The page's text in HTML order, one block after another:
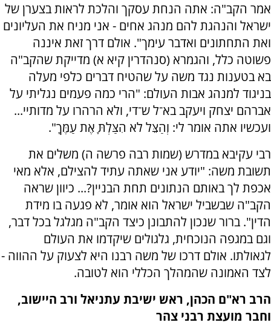
אמר הקב"ה: אתה הנחת עסקך והלכת לראות בצערן של
ישראל והנהגת להם מנהג אחים - אני מניח את העליונים
ואת התחתונים ואדבר עימך". אולם דרך זאת איננה
פשוטה כלל, והגמרא (סנהדרין קיא א) מדייקת שהקב"ה
בא בטענות נגד משה על שהטיח דברים כלפי מעלה
בניגוד למנהג אבות העולם: "הרי כמה פעמים נגליתי על
אברהם יצחק ויעקב בא־ל ש־די, ולא הרהרו על מדותיי...
ועכשיו אתה אומר לי: וְהַצֵּל לֹא הִצַּלְתָּ אֶת עַמֶּךָ".
רבי עקיבא במדרש (שמות רבה פרשה ה) משלים את
תשובת משה: "יודע אני שאתה עתיד להצילם, אלא מאי
אכפת לך באותם הנתונים תחת הבניין?... כיוון שראה
הקב"ה שבשביל ישראל הוא אומר, לא פגעה בו מידת
הדין". ברור שנכון להתבונן כיצד הקב"ה מגלגל בכל דבר,
וגם במגפה הנוכחית, גלגולים שיקדמו את העולם
לגאולתו. אולם דרכו של משה רבנו היא לצעוק על ההווה -
לצד האמונה שהמהלך הכללי הוא לטובה.
הרב רא"ם הכהן, ראש ישיבת עתניאל ורב היישוב,
וחבר מועצת רבני צהר